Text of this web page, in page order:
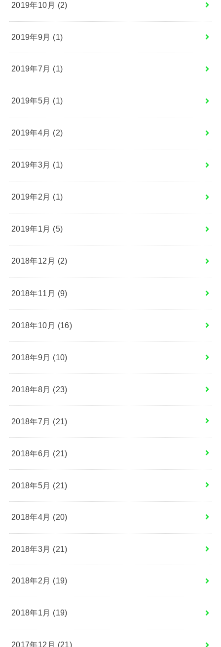
2019年10月 (2)
2019年9月 (1)
2019年7月 (1)
2019年5月 (1)
2019年4月 (2)
2019年3月 (1)
2019年2月 (1)
2019年1月 (5)
2018年12月 (2)
2018年11月 (9)
2018年10月 (16)
2018年9月 (10)
2018年8月 (23)
2018年7月 (21)
2018年6月 (21)
2018年5月 (21)
2018年4月 (20)
2018年3月 (21)
2018年2月 (19)
2018年1月 (19)
2017年12月 (21)